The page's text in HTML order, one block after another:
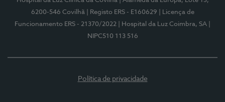
6200-546 Covilhã
| Registo ERS - E160629
| Licença de
Funcionamento ERS - 21370/2022
| Hospital da Luz Coimbra, SA
NIPC510 113 516
Política de privacidade